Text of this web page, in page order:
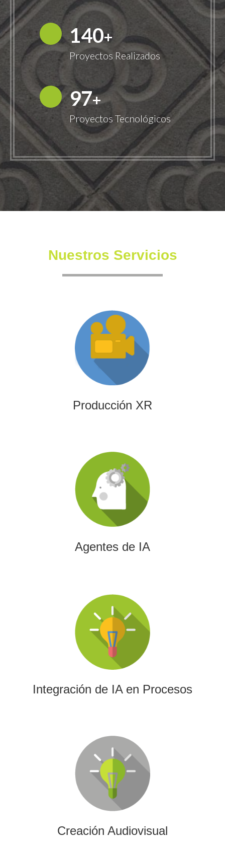
149+
Proyectos Realizados
100+
Proyectos Tecnológicos
Nuestros Servicios
Producción XR
Producción XR
Somos una productora independiente con un equipo
altamente experimentado también en la creación de
producciones inmersivas y de XR.
Agentes de IA
Agentes de IA
Diseñamos agentes de inteligencia artificial capaces de
automatizar procesos, optimizar decisiones y transformar
la eficiencia empresarial.
Integración de IA en Procesos
Integración de IA en Procesos
La IA permitirá a su empresa aprovechar el poder de los
algoritmos y las herramientas más avanzadas para el
análisis de datos y la creación de contenidos.
Creación Audiovisual
Creación Audiovisual
Ofrecemos soluciones creativas, de producción y edición
para cualquier tipo de contenido audiovisual: vídeos
promocionales, spots o cobertura audiovisual de eventos.